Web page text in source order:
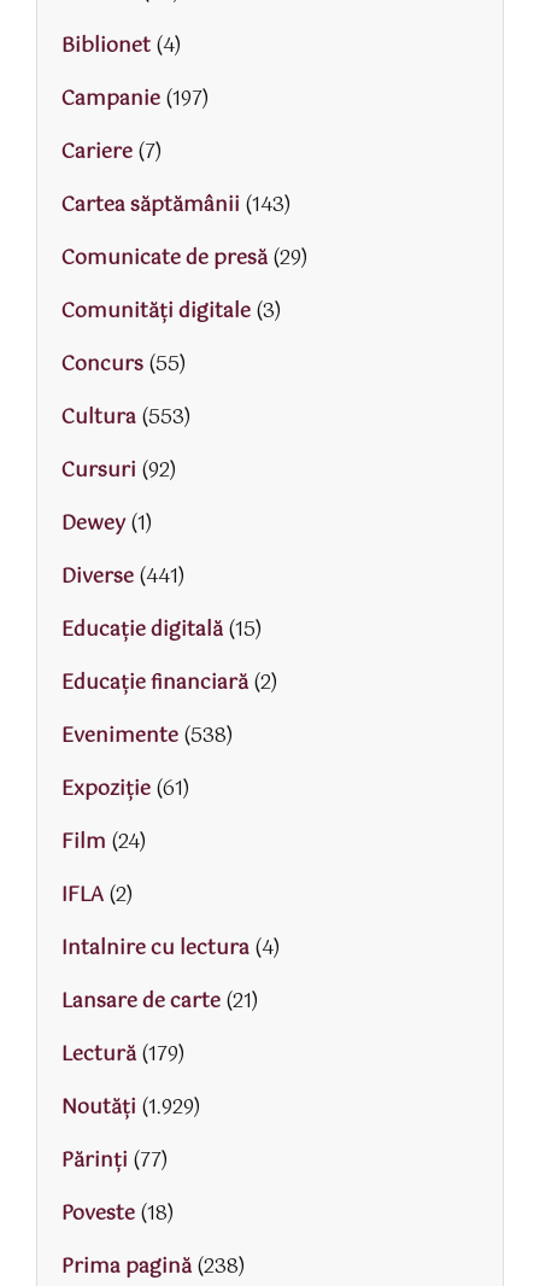
Biblionet(4)
Campanie(197)
Cariere(7)
Cartea săptămânii (143)
Comunicate de presă(29)
Comunități digitale(3)
Concurs(55)
Cultura(553)
Cursuri (92)
Dewey(1)
Diverse(441)
Educaţie digitală(15)
Educaţie financiară(2)
Evenimente(538)
Expoziție(61)
Film (24)
IFLA(2)
Intalnire cu lectura(4)
Lansare de carte(21)
Lectură(179)
Noutăți (1.929)
Părinţi (77)
Poveste(18)
Prima pagină(238)